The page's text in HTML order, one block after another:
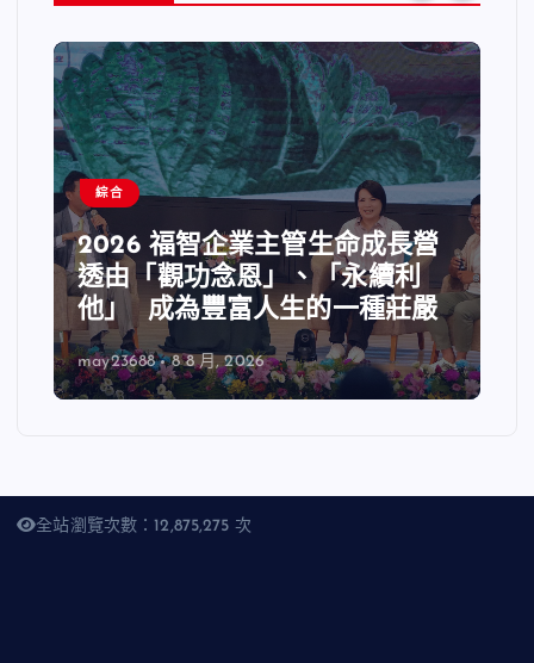
綜合
2026 福智企業主管生命成長營
透由「觀功念恩」、「永續利
他」 成為豐富人生的一種莊嚴
may23688 8 8 月, 2026
全站瀏覽次數：12,875,275 次